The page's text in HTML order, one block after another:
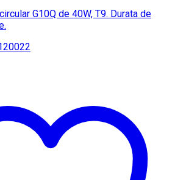
G10Q de 40W, T9. Durata de